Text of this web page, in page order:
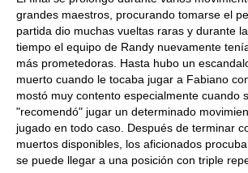
grandes maestros, procurando tomarse el
partida dio muchas vueltas raras y durante
tiempo el equipo de Randy nuevamente
más prometedoras. Hasta hubo un
muerto cuando le tocaba jugar a Fabiano
mostó muy contento especialmente cuando
"recomendó" jugar un determinado
jugado en todo caso. Después de terminar
muertos disponibles, los aficionados
se puede llegar a una posición con triple